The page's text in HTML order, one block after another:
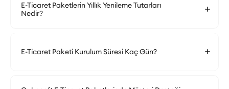
E-Ticaret Paketlerin Yıllık Yenileme Tutarları
Nedir?
E-Ticaret Paketi Kurulum Süresi Kaç Gün?